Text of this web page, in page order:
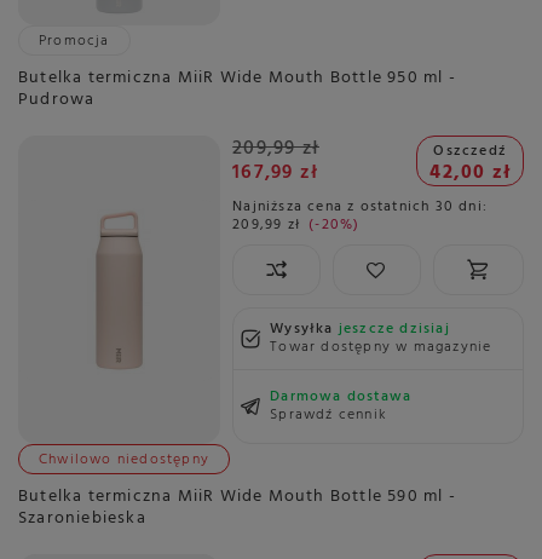
Promocja
Butelka termiczna MiiR Wide Mouth Bottle 950 ml -
Pudrowa
209,99 zł
167,99 zł
Oszczedź
42,00 zł
Najniższa cena z ostatnich 30 dni:
209,99 zł -20%
Wysyłkajeszcze dzisiaj
Towar dostępny w magazynie
Darmowa dostawa
Sprawdź cennik
Chwilowo niedostępny
Butelka termiczna MiiR Wide Mouth Bottle 590 ml -
Szaroniebieska